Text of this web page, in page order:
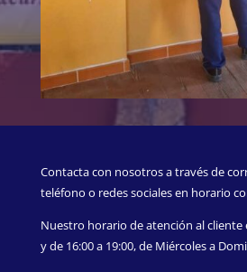
Contacta con nosotros a través de
teléfono o redes sociales en horario
Nuestro horario de atención al cliente
y de 16:00 a 19:00, de Miércoles a